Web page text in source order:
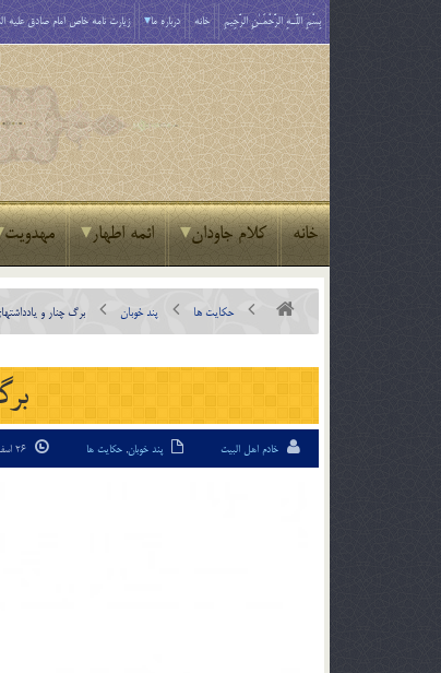
بِسْمِ اللَّـهِ الرَّحْمَـٰنِ الرَّحِيمِ خانه درباره ما زیارت نامه خاص امام صادق علیه
خانه کلام جاودان ائمه اطهار مهدویت
حکایت ها پند خوبان برگ چنار و
خادم اهل البیت پند خوبان, حکایت ها